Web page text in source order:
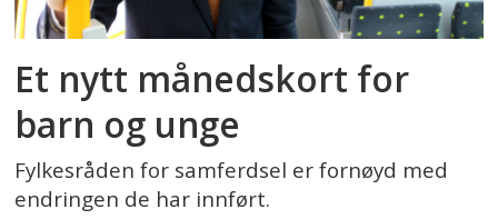
Et nytt månedskort for
barn og unge
Fylkesråden for samferdsel er fornøyd med
endringen de har innført.